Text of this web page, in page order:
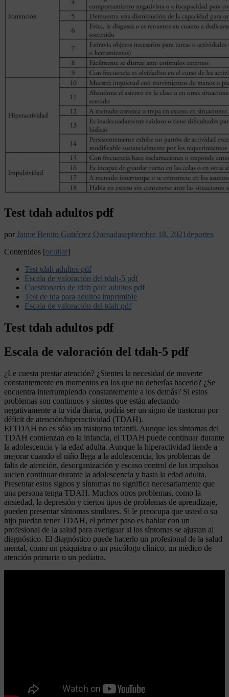
Test tdah adultos pdf
por Jaime Benito Gutiérrez Quesadaseptiembre 18, 2021 deportes
Contenidos [ocultar]
Test tdah adultos pdf
Escala de valoración del tdah-5 pdf
Cuestionario de tdah para adultos pdf
Test de tda para adultos imprimible
Escala de valoración del tdah pdf
Test tdah adultos pdf
Escala de valoración del tdah-5 pdf
¿Le cuesta prestar atención? ¿Sientes la necesidad de moverte
constantemente en momentos en los que no deberías hacerlo? ¿Se
encuentra interrumpiendo constantemente a los demás? Si estos
problemas son continuos y sientes que están afectando
negativamente a tu vida diaria, podría ser un signo de trastorno por
déficit de atención/hiperactividad (TDAH).
El TDAH no es sólo un trastorno infantil. Aunque los síntomas del
TDAH comienzan en la infancia, el TDAH puede continuar durante
la adolescencia y la edad adulta. Aunque la hiperactividad tiende a
mejorar cuando el niño llega a la adolescencia, los problemas de
falta de atención, desorganización y escaso control de los impulsos
suelen continuar durante la adolescencia y hasta la edad adulta.
Presentar estos signos y síntomas no significa necesariamente que
una persona tenga TDAH. Muchos otros problemas, como la
ansiedad, la depresión y ciertos tipos de problemas de aprendizaje,
pueden presentar síntomas similares. Si le preocupa que usted o su
hijo puedan tener TDAH, el primer paso es hablar con un
profesional de la salud para averiguar si los síntomas se ajustan al
diagnóstico. El diagnóstico puede hacerlo un profesional de la salud
mental, como un psiquiatra o un psicólogo clínico, un médico de
atención primaria o un pediatra.